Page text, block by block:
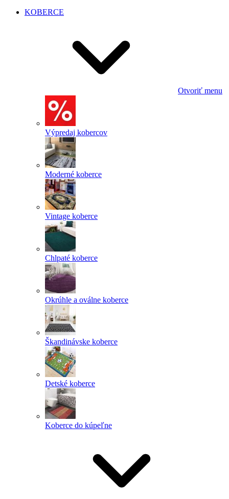
KOBERCE
Otvoriť menu
Výpredaj kobercov
Moderné koberce
Vintage koberce
Chlpaté koberce
Okrúhle a oválne koberce
Škandinávske koberce
Detské koberce
Koberce do kúpeľne